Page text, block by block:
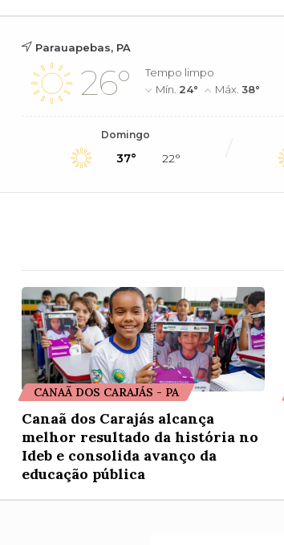
Parauapebas, PA
26°
Tempo limpo
Mín. 24° Máx. 38°
Domingo
37° 22°
CANAÃ DOS CARAJÁS - PA
Canaã dos Carajás alcança
melhor resultado da história no
Ideb e consolida avanço da
educação pública